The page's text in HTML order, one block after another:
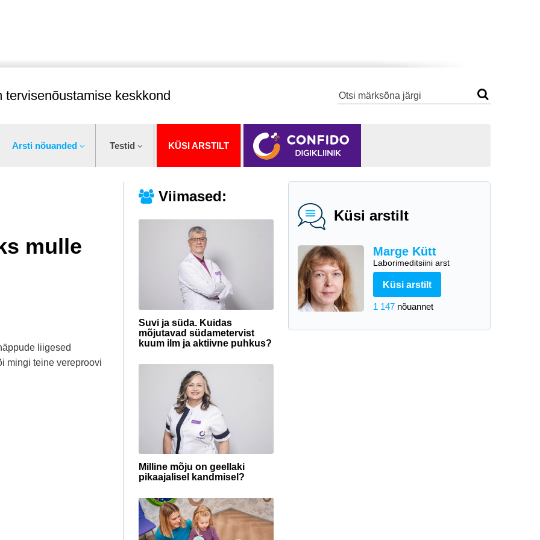
tervisenõustamise keskkond
Arsti nõuanded Testid KÜSI ARSTILT
Küsi arstilt
Marge Kütt
Laborimeditsiini arst
Küsi arstilt
1 147 nõuannet
Viimased:
Suvi ja süda. Kuidas
mõjutavad südametervist
kuum ilm ja aktiivne puhkus?
Milline mõju on geellaki
pikaajalisel kandmisel?
mulle
liigesed
mingi teine vereproovi